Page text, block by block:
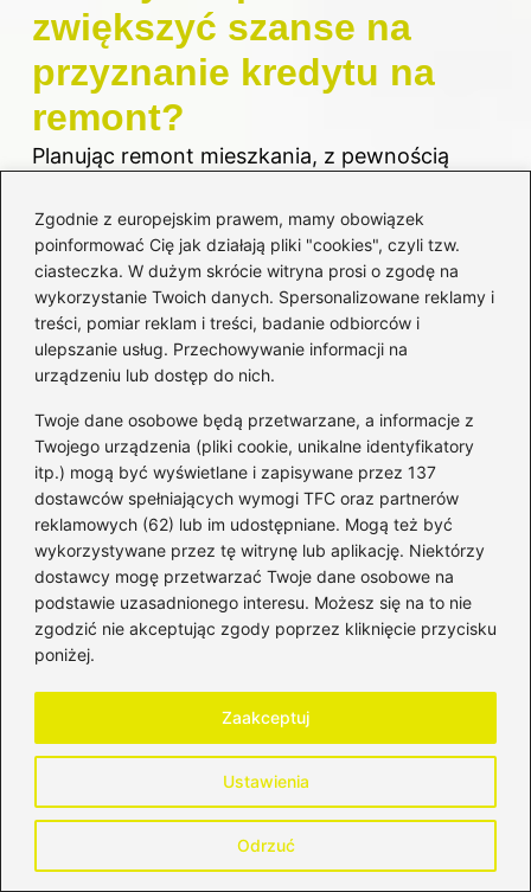
Zgodnie z europejskim prawem, mamy obowiązek
poinformować Cię jak działają pliki "cookies", czyli tzw.
ciasteczka. W dużym skrócie witryna prosi o zgodę na
wykorzystanie Twoich danych. Spersonalizowane reklamy i
treści, pomiar reklam i treści, badanie odbiorców i
ulepszanie usług. Przechowywanie informacji na
urządzeniu lub dostęp do nich.
Twoje dane osobowe będą przetwarzane, a informacje z
Twojego urządzenia (pliki cookie, unikalne identyfikatory
itp.) mogą być wyświetlane i zapisywane przez 137
dostawców spełniających wymogi TFC oraz partnerów
reklamowych (62) lub im udostępniane. Mogą też być
wykorzystywane przez tę witrynę lub aplikację. Niektórzy
dostawcy mogę przetwarzać Twoje dane osobowe na
podstawie uzasadnionego interesu. Możesz się na to nie
zgodzić nie akceptując zgody poprzez kliknięcie przycisku
poniżej.
Ustawienia
Odrzuć
Zaakceptuj
zwiększyć szanse na
przyznanie kredytu na
remont?
Planując remont mieszkania, z pewnością
pozyskaniem potrzebnych funduszy. Jeśli
Twoje oszczędności nie wystarczają, kredyt
na remont może stać się jedną z najbardziej
atrakcyjnych opcji. Jak jednak zwiększyć
szanse na jego przyznanie? W pierwszej
kolejności zadbaj o swoją zdolność kredytową.
Dobrze przygotowana historia spłat
wcześniejszych zobowiązańoraz stabilne
źródło dochodu mają ogromne znaczenie.
Pamiętaj, że banki cenią sobie klientów, którzy
potrafią kontrolować swoje finanse, jak
maestro orkiestrę!
Zobacz też: Kredyt hipoteczny
Santander: Czego mówią klienci i
Poza tym, dokładnie przemyśl kosztorys
remontu. Zamiast zgadywać, ile wydasz na
malowanie, zakup drzwi czy instalację
nowoczesnego ogrzewania, sporządź